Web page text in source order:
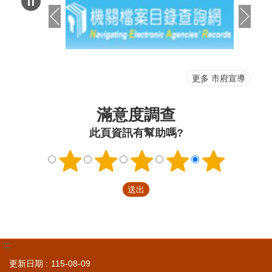
更多 市府宣導
滿意度調查
此頁資訊有幫助嗎?
:::
更新日期 115-08-09